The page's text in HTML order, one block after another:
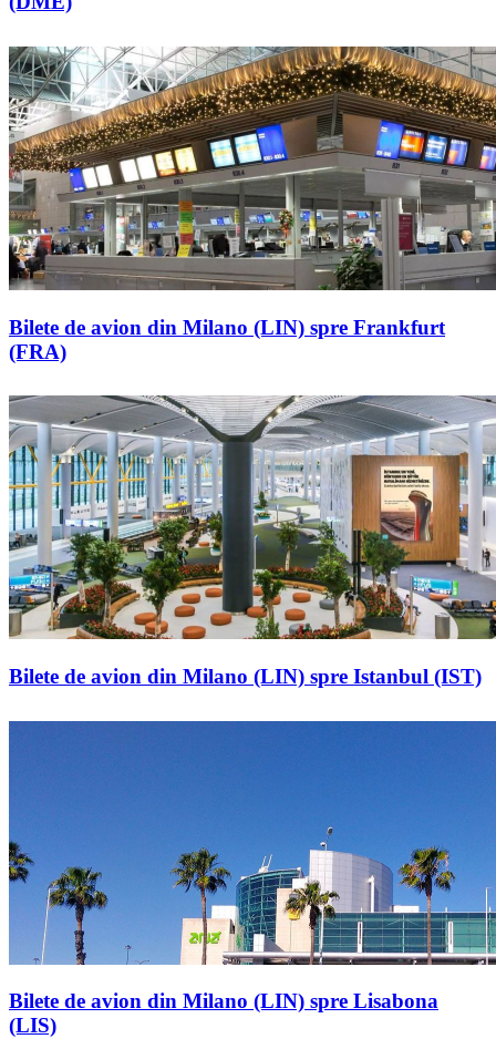
Bilete de avion din Milano (LIN) spre Frankfurt
(FRA)
Bilete de avion din Milano (LIN) spre Istanbul (IST)
Bilete de avion din Milano (LIN) spre Lisabona
(LIS)